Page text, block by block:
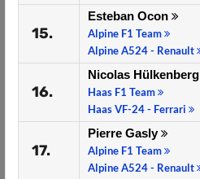
15.
Esteban Ocon
Alpine F1 Team
Alpine A524 - Renault
16.
Nicolas Hülkenberg
Haas F1 Team
Haas VF-24 - Ferrari
17.
Pierre Gasly
Alpine F1 Team
Alpine A524 - Renault